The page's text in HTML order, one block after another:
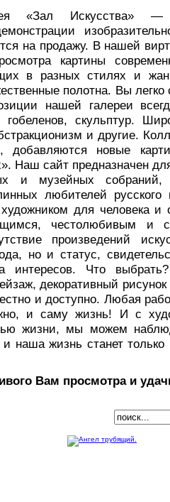
«Зал Искусства» —
на продажу. В нашей
картины
в разных стилях и
полотна. Вы
нашей галереи
гобеленов, скульптур.
и другие.
добавляются новые
Наш сайт предназначен
и музейных
любителей
для человека и
честолюбивым и
произведений
но и статус,
интересов. Что
декоративный
и доступно. Любая
и саму жизнь! И с
жизни, мы можем
наша жизнь станет только
Вам просмотра и